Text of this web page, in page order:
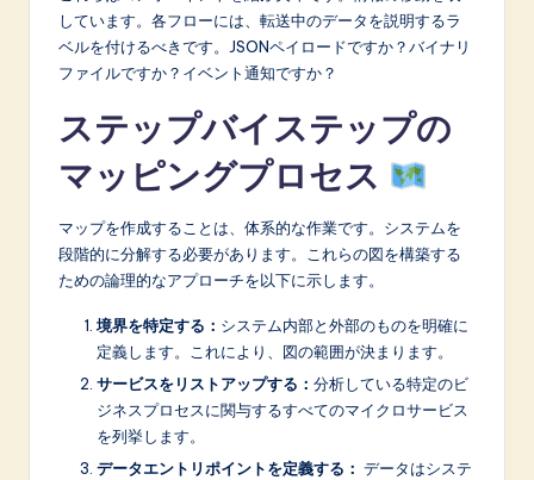
しています。各フローには、転送中のデータを説明するラ
ベルを付けるべきです。JSONペイロードですか？バイナリ
ファイルですか？イベント通知ですか？
ステップバイステップの
マッピングプロセス
マップを作成することは、体系的な作業です。システムを
段階的に分解する必要があります。これらの図を構築する
ための論理的なアプローチを以下に示します。
境界を特定する： システム内部と外部のものを明確に
定義します。これにより、図の範囲が決まります。
サービスをリストアップする： 分析している特定のビ
ジネスプロセスに関与するすべてのマイクロサービス
を列挙します。
データエントリポイントを定義する： データはシステ